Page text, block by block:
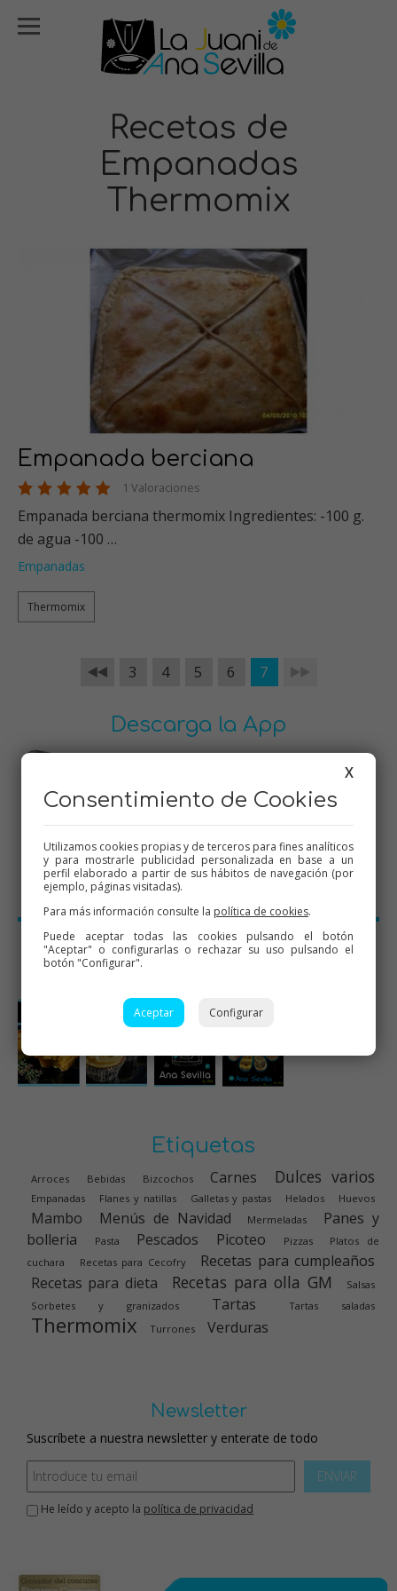
Recetas de
Empanadas
Thermomix
Empanada berciana
1 Valoraciones
Empanada berciana thermomix Ingredientes: -100 g.
de agua -100 …
Empanadas
Thermomix
3 4 5 6 7
Descarga la App
Etiquetas
Arroces Bebidas Bizcochos Carnes Dulces varios
Empanadas Flanes y natillas Galletas y pastas Helados Huevos
Mambo Menús de Navidad Mermeladas
Panes y
bolleria
Pasta Pescados Picoteo Pizzas
Platos de
cuchara
Recetas para Cecofry
Recetas para cumpleaños
Recetas para dieta
Recetas para olla GM
Salsas
Sorbetes y granizados
Tartas Tartas saladas
Thermomix Turrones Verduras
Newsletter
Suscríbete a nuestra newsletter y enterate de todo
ENVIAR
He leído y acepto la política de privacidad
X
Consentimiento de Cookies
Utilizamos cookies propias y de terceros para fines analíticos
y para mostrarle publicidad personalizada en base a un
perfil elaborado a partir de sus hábitos de navegación (por
ejemplo, páginas visitadas).
Para más información consulte la política de cookies.
Puede aceptar todas las cookies pulsando el botón
"Aceptar" o configurarlas o rechazar su uso pulsando el
botón "Configurar".
Aceptar Configurar